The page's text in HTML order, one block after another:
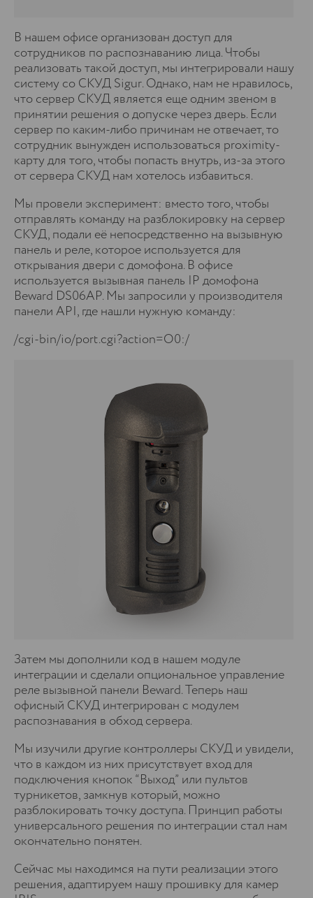
В нашем офисе организован доступ для
сотрудников по распознаванию лица. Чтобы
реализовать такой доступ, мы интегрировали нашу
систему со СКУД Sigur. Однако, нам не нравилось,
что сервер СКУД является еще одним звеном в
принятии решения о допуске через дверь. Если
сервер по каким-либо причинам не отвечает, то
сотрудник вынужден использоваться proximity-
карту для того, чтобы попасть внутрь, из-за этого
от сервера СКУД нам хотелось избавиться.
Мы провели эксперимент: вместо того, чтобы
отправлять команду на разблокировку на сервер
СКУД, подали её непосредственно на вызывную
панель и реле, которое используется для
открывания двери с домофона. В офисе
используется вызывная панель IP домофона
Beward DS06AP. Мы запросили у производителя
панели API, где нашли нужную команду:
/cgi-bin/io/port.cgi?action=O0:/
Затем мы дополнили код в нашем модуле
интеграции и сделали опциональное управление
реле вызывной панели Beward. Теперь наш
офисный СКУД интегрирован с модулем
распознавания в обход сервера.
Мы изучили другие контроллеры СКУД и увидели,
что в каждом из них присутствует вход для
подключения кнопок “Выход” или пультов
турникетов, замкнув который, можно
разблокировать точку доступа. Принцип работы
универсального решения по интеграции стал нам
окончательно понятен.
Сейчас мы находимся на пути реализации этого
решения, адаптируем нашу прошивку для камер